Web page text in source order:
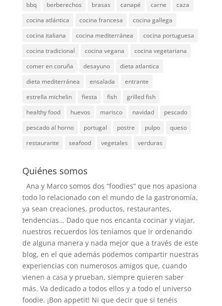
bbq
berberechos brasas canapé carne
caza
cocina atlántica
cocina francesa
cocina gallega
cocina italiana
cocina mediterránea
cocina portuguesa
cocina tradicional
cocina vegana
cocina vegetariana
comer en coruña
desayuno
dieta atlantica
dieta mediterránea
ensalada
entrante
estrella michelin
fiesta fish
grilled fish
healthy food
huevos marisco navidad
pescado
pescado al horno
portugal postre pulpo
queso
restaurante
seafood vegetales verduras
Quiénes somos
Ana y Marco somos dos “foodies” que nos apasiona
todo lo relacionado con el mundo de la gastronomía,
ya sean creaciones, productos, restaurantes,
tendencias… Dado que nos encanta cocinar y viajar,
nuestros recuerdos los teníamos que ir ordenando
de alguna manera y nada mejor que a través de este
blog, en el que además podemos compartir nuestras
experiencias con numerosos amigos que, cuando
vienen a casa y prueban, siempre quieren saber
más. Va dedicado a todos ellos y a todo el universo
foodie. ¡Bon appetit! Ni que decir que si tenéis